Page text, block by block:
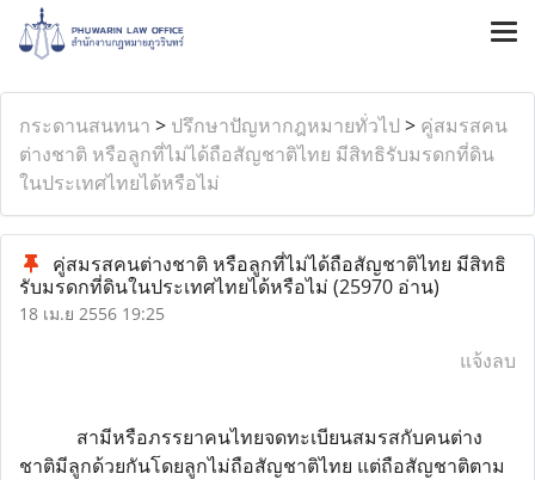
กระดานสนทนา > ปรึกษาปัญหากฎหมายทั่วไป > คู่สมรสคน
ต่างชาติ หรือลูกที่ไม่ได้ถือสัญชาติไทย มีสิทธิรับมรดกที่ดิน
ในประเทศไทยได้หรือไม่
คู่สมรสคนต่างชาติ หรือลูกที่ไม่ได้ถือสัญชาติไทย มีสิทธิ
รับมรดกที่ดินในประเทศไทยได้หรือไม่ (25970 อ่าน)
18 เม.ย 2556 19:25
แจ้งลบ
สามีหรือภรรยาคนไทยจดทะเบียนสมรสกับคนต่าง
ชาติมีลูกด้วยกันโดยลูกไม่ถือสัญชาติไทย แต่ถือสัญชาติตาม